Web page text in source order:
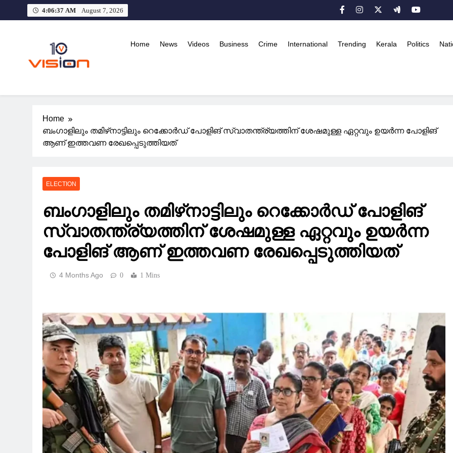
4:06:37 AM August 7, 2026
Home News Videos Business Crime International Trending Kerala Politics
Home
ബംഗാളിലും തമിഴ്‌നാട്ടിലും റെക്കോർഡ് പോളിങ് സ്വാതന്ത്ര്യത്തിന് ശേഷമുള്ള ഏറ്റവും ഉയർന്ന പോളിങ്
ആണ് ഇത്തവണ രേഖപ്പെടുത്തിയത്
ELECTION
ബംഗാളിലും തമിഴ്‌നാട്ടിലും റെക്കോർഡ് പോളിങ്
സ്വാതന്ത്ര്യത്തിന് ശേഷമുള്ള ഏറ്റവും ഉയർന്ന
പോളിങ് ആണ് ഇത്തവണ രേഖപ്പെടുത്തിയത്
4 Months Ago 0 1 Mins
CRIME
“എനിക്കിങ്ങനെ കരയാൻ
വയ്യെടോ… എനിക്ക് വയ്യ
എല്ലാവരും.. കണ്ണൂർ പൊയ്ത്തും
കടവിലെ സ്വന്തം വീട്ടിൽ യുവതി
ജീവനൊടുക്കിയ സംഭവത്തിൽ
ആത്മ ഹത്യ കുറിപ്പ് പുറത്ത് .
3 months ago